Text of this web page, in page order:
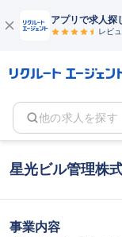
アプリで求人探
レビ
他の求人を探す
星光ビル管理株
事業内容